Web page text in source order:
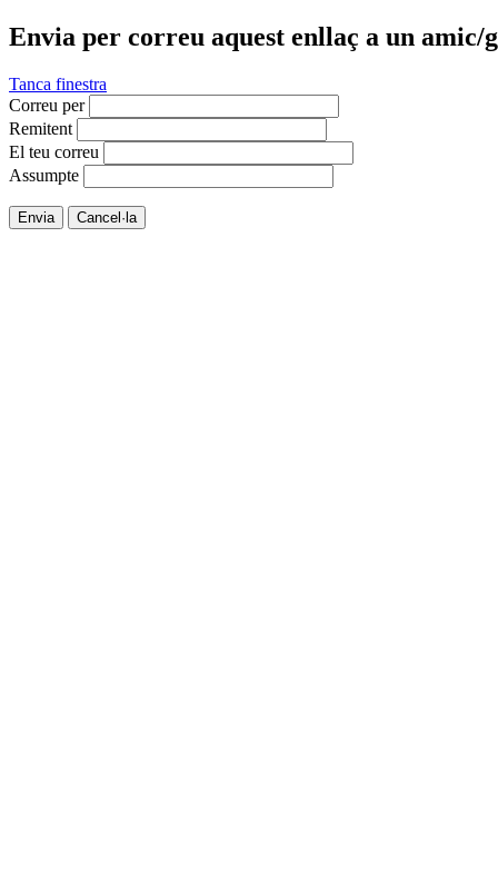
Envia per correu aquest enllaç a un amic/
Tanca finestra
Correu per
Remitent
El teu correu
Assumpte
Envia Cancel·la